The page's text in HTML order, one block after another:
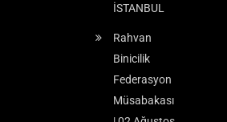
İSTANBUL
Rahvan
Binicilik
Federasyon
Müsabakası